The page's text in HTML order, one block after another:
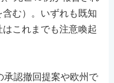
む）。いずれも既知
これまでも注意喚起
承認撤回提案や欧州で